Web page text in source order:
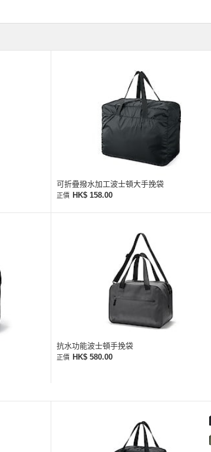
可折疊撥水加工波士頓大手挽袋
正價 HK$ 158.00
抗水功能波士頓手挽袋
正價 HK$ 580.00